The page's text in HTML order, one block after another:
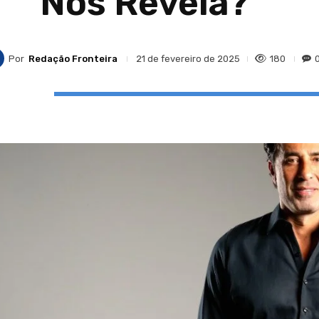
Por Redação Fronteira 21 de fevereiro de 2025 180